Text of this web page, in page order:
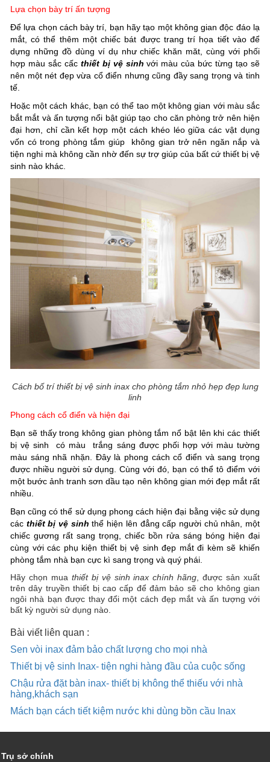
Lựa chọn bày trí ấn tượng
Để lựa chọn cách bày trí, bạn hãy tạo một không gian độc đáo lạ
mắt, có thể thêm một chiếc bát được trang trí họa tiết vào để
dựng những đồ dùng ví dụ như chiếc khăn măt, cùng với phối
hợp màu sắc cấc thiết bị vệ sinh với màu của bức từng tạo sẽ
nên một nét đẹp vừa cổ điển nhưng cũng đầy sang trọng và tinh
tế.
Hoặc một cách khác, bạn có thể tao một không gian với màu sắc
bắt mắt và ấn tượng nổi bật giúp tạo cho căn phòng trở nên hiện
đại hơn, chỉ cần kết hợp một cách khéo léo giữa các vật dụng
vốn có trong phòng tắm giúp không gian trở nên ngăn nắp và
tiện nghi mà không cần nhờ đến sự trợ giúp của bất cứ thiết bị vệ
sinh nào khác.
Cách bố trí thiết bị vệ sinh inax cho phòng tắm nhỏ hẹp đẹp lung
linh
Phong cách cổ điển và hiện đại
Bạn sẽ thấy trong không gian phòng tắm nổ bật lên khi các thiết
bị vệ sinh có màu trắng sáng được phối hợp với màu tường
màu sáng nhã nhặn. Đây là phong cách cổ điển và sang trọng
được nhiều người sử dụng. Cùng với đó, bạn có thể tô điểm với
một bước ảnh tranh sơn dầu tạo nên không gian mới đẹp mắt rất
nhiều.
Bạn cũng có thể sử dụng phong cách hiện đại bằng việc sử dụng
các thiết bị vệ sinh thể hiện lên đẳng cấp người chủ nhân, một
chiếc gương rất sang trọng, chiếc bồn rửa sáng bóng hiện đại
cùng với các phụ kiện thiết bị vệ sinh đẹp mắt đi kèm sẽ khiến
phòng tắm nhà bạn cực kì sang trọng và quý phái.
Hãy chọn mua thiết bị vệ sinh inax chính hãng, được sản xuất
trên dây truyền thiết bị cao cấp để đảm bảo sẽ cho không gian
ngôi nhà bạn được thay đổi một cách đẹp mắt và ấn tượng với
bất kỳ người sử dụng nào.
Bài viết liên quan :
Sen vòi inax đảm bảo chất lượng cho mọi nhà
Thiết bị vệ sinh Inax- tiện nghi hàng đầu của cuộc sống
Chậu rửa đặt bàn inax- thiết bị không thể thiếu với nhà
hàng,khách sạn
Mách bạn cách tiết kiệm nước khi dùng bồn cầu Inax
Trụ sở chính